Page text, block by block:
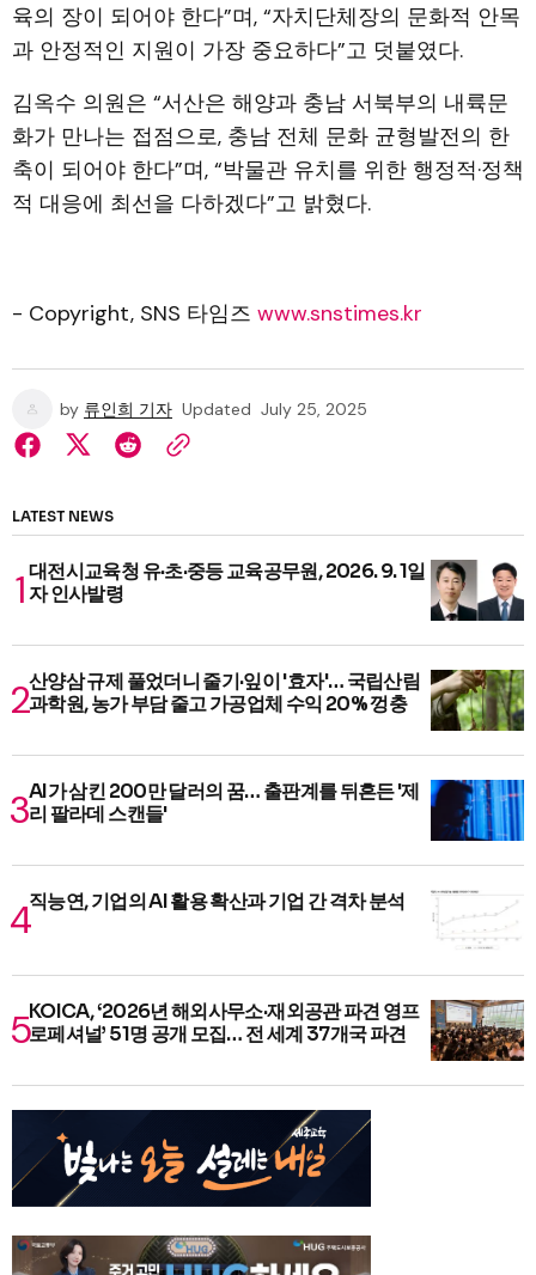
육의 장이 되어야 한다”며, “자치단체장의 문화적 안목
과 안정적인 지원이 가장 중요하다”고 덧붙였다.
김옥수 의원은 “서산은 해양과 충남 서북부의 내륙문
화가 만나는 접점으로, 충남 전체 문화 균형발전의 한
축이 되어야 한다”며, “박물관 유치를 위한 행정적·정책
적 대응에 최선을 다하겠다”고 밝혔다.
- Copyright, SNS 타임즈 www.snstimes.kr
by 류인희 기자 Updated July 25, 2025
LATEST NEWS
대전시교육청 유·초·중등 교육공무원, 2026. 9. 1일
자 인사발령
산양삼 규제 풀었더니 줄기·잎이 '효자'… 국립산림
과학원, 농가 부담 줄고 가공업체 수익 20% 껑충
AI가 삼킨 200만 달러의 꿈… 출판계를 뒤흔든 '제
리 팔라데 스캔들'
직능연, 기업의 AI 활용 확산과 기업 간 격차 분석
KOICA, ‘2026년 해외사무소·재외공관 파견 영프
로페셔널’ 51명 공개 모집… 전 세계 37개국 파견